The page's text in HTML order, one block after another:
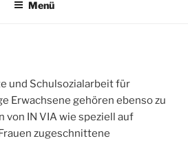
Menü
und Schulsozialarbeit für
Erwachsene gehören ebenso zu
von IN VIA wie speziell auf
zugeschnittene